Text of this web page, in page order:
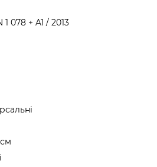
078 + A1 / 2013